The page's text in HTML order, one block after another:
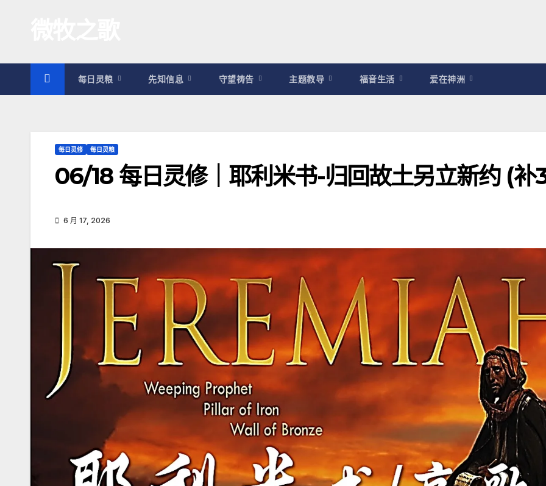
容
每日灵粮 先知信息 守望祷告 主题教导 福音生活 爱在神洲
每日灵修 每日灵粮
06/18 每日灵修｜耶利米书-归回故土另立新约 (补
6 月 17, 2026